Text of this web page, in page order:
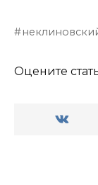
Оцените